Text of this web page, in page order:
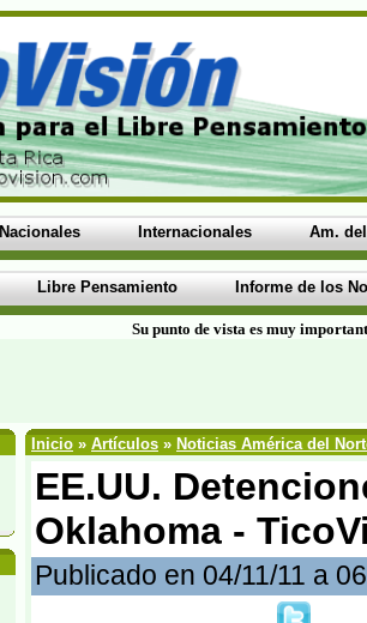
Nacionales Internacionales Am.
Libre Pensamiento Informe de los
Su punto de vista es muy
Inicio » Artículos » Noticias América del
EE.UU.
Oklahoma -
Publicado en 04/11/11 a